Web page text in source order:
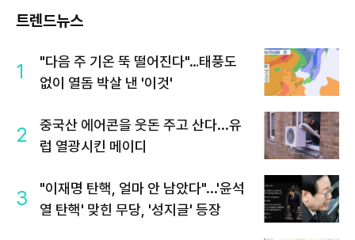
트렌드뉴스
1
"다음 주 기온 뚝 떨어진다"…태풍도
없이 열돔 박살 낸 '이것'
2
중국산 에어콘을 웃돈 주고 산다...유
럽 열광시킨 메이디
3
"이재명 탄핵, 얼마 안 남았다"...'윤석
열 탄핵' 맞힌 무당, '성지글' 등장